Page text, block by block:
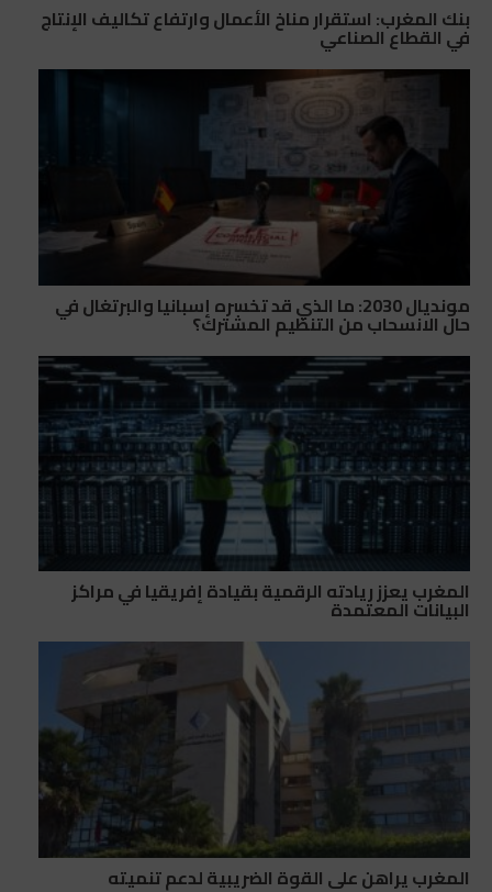
بنك المغرب: استقرار مناخ الأعمال وارتفاع تكاليف الإنتاج
في القطاع الصناعي
مونديال 2030: ما الذي قد تخسره إسبانيا والبرتغال في
حال الانسحاب من التنظيم المشترك؟
المغرب يعزز ريادته الرقمية بقيادة إفريقيا في مراكز
البيانات المعتمدة
المغرب يراهن على القوة الضريبية لدعم تنميته